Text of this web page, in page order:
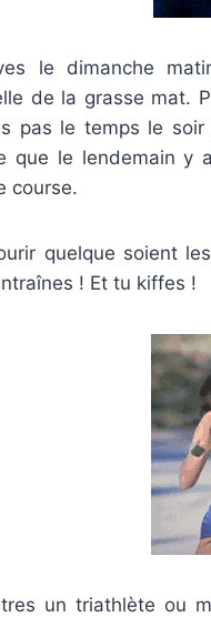
le dimanche
de la grasse mat.
pas le temps le
que le lendemain y
course.
quelque soient
! Et tu kiffes !
un triathlète ou